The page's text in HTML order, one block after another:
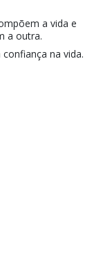
a vida e
a outra.
na vida.